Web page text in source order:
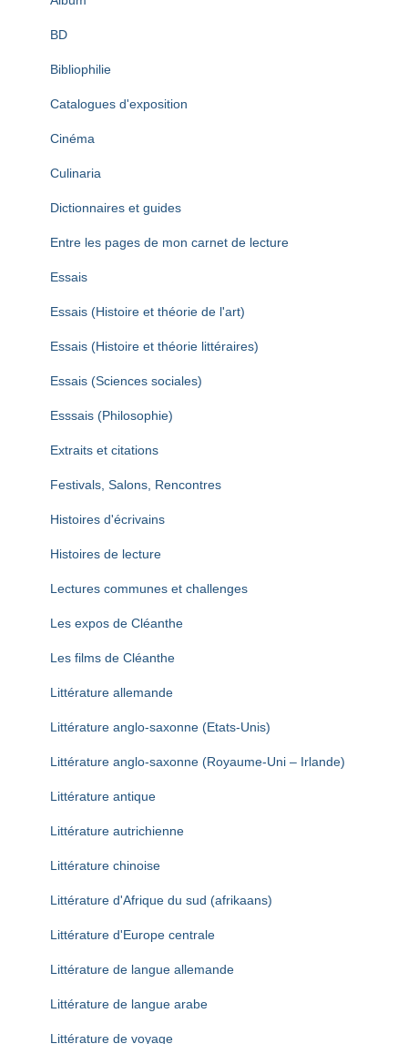
BD
Bibliophilie
Catalogues d'exposition
Cinéma
Culinaria
Dictionnaires et guides
Entre les pages de mon carnet de lecture
Essais
Essais (Histoire et théorie de l'art)
Essais (Histoire et théorie littéraires)
Essais (Sciences sociales)
Esssais (Philosophie)
Extraits et citations
Festivals, Salons, Rencontres
Histoires d'écrivains
Histoires de lecture
Lectures communes et challenges
Les expos de Cléanthe
Les films de Cléanthe
Littérature allemande
Littérature anglo-saxonne (Etats-Unis)
Littérature anglo-saxonne (Royaume-Uni – Irlande)
Littérature antique
Littérature autrichienne
Littérature chinoise
Littérature d'Afrique du sud (afrikaans)
Littérature d'Europe centrale
Littérature de langue allemande
Littérature de langue arabe
Littérature de voyage